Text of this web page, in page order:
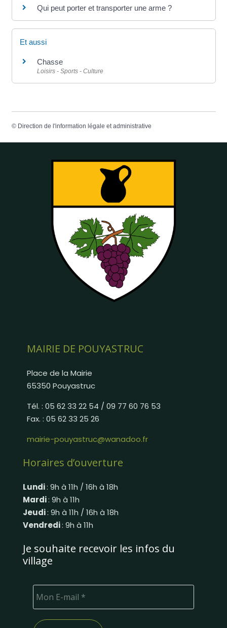
Qui peut porter et transporter une arme ?
Et aussi
Chasse
Loisirs - Sports - Culture
© Direction de l'information légale et administrative
MAIRIE DE POUYASTRUC
Place de la Mairie
65350 Pouyastruc
Tél. : 05 62 33 22 54 / 09 77 60 76 53
Fax. : 05 62 33 25 26
mairie-pouyastruc@wanadoo.fr
Horaires d’ouverture
Lundi: 9h à 11h / 16h à 18h
Mardi: 9h à 11h
Jeudi: 9h à 11h / 16h à 18h
Vendredi: 9h à 11h
Je souhaite recevoir les infos du
village